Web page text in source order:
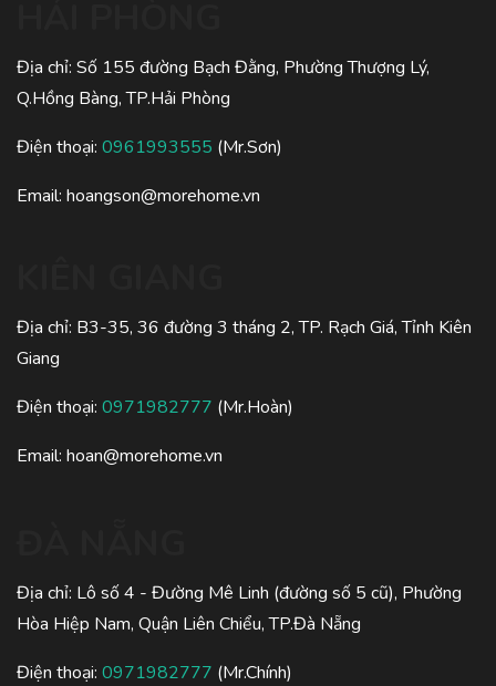
Địa chỉ: Số 155 đường Bạch Đằng, Phường Thượng Lý,
Q.Hồng Bàng, TP.Hải Phòng
Điện thoại: 0961993555 (Mr.Sơn)
Email: hoangson@morehome.vn
Địa chỉ: B3-35, 36 đường 3 tháng 2, TP. Rạch Giá, Tỉnh Kiên
Giang
Điện thoại: 0971982777 (Mr.Hoàn)
Email: hoan@morehome.vn
Địa chỉ: Lô số 4 - Đường Mê Linh (đường số 5 cũ), Phường
Hòa Hiệp Nam, Quận Liên Chiểu, TP.Đà Nẵng
Điện thoại: 0971982777 (Mr.Chính)